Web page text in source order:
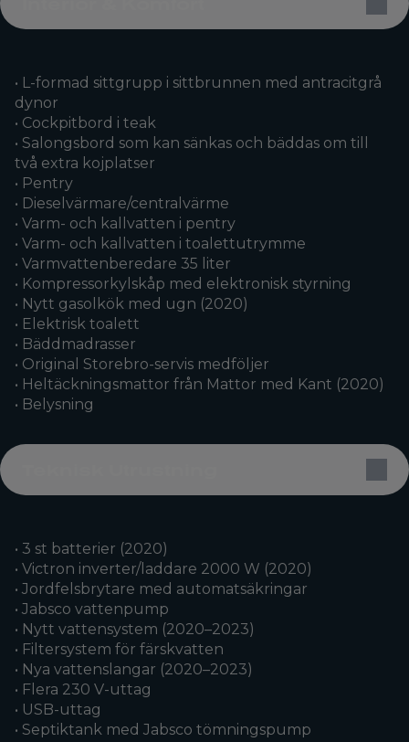
• L-formad sittgrupp i sittbrunnen med antracitgrå
dynor
• Cockpitbord i teak
• Salongsbord som kan sänkas och bäddas om till
två extra kojplatser
• Pentry
• Dieselvärmare/centralvärme
• Varm- och kallvatten i pentry
• Varm- och kallvatten i toalettutrymme
• Varmvattenberedare 35 liter
• Kompressorkylskåp med elektronisk styrning
• Nytt gasolkök med ugn (2020)
• Elektrisk toalett
• Bäddmadrasser
• Original Storebro-servis medföljer
• Heltäckningsmattor från Mattor med Kant (2020)
• Belysning
• 3 st batterier (2020)
• Victron inverter/laddare 2000 W (2020)
• Jordfelsbrytare med automatsäkringar
• Jabsco vattenpump
• Nytt vattensystem (2020–2023)
• Filtersystem för färskvatten
• Nya vattenslangar (2020–2023)
• Flera 230 V-uttag
• USB-uttag
• Septiktank med Jabsco tömningspump